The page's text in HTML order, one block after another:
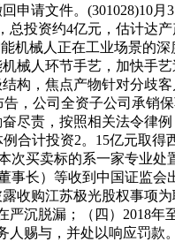
请文件。(301028)10
投资约4亿元，估计达
机械人正在工业场景的
械人环节手艺，加快手
构，焦点产物针对分歧
，公司全资子公司承销
尽责，按照相关法令律
计投资2。15亿元取
次买卖标的系一家专业
长）等收到中国证监
收购江苏极光股权事项
沉脱漏；（四）2018
赐与，并处以响应罚款